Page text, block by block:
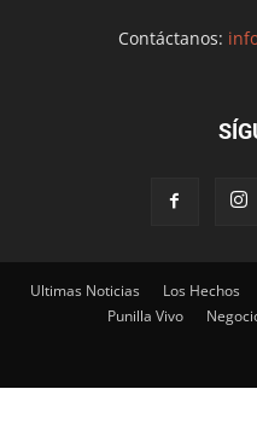
Contáctanos:
Ultimas Noticias Los Hechos
Punilla Vivo